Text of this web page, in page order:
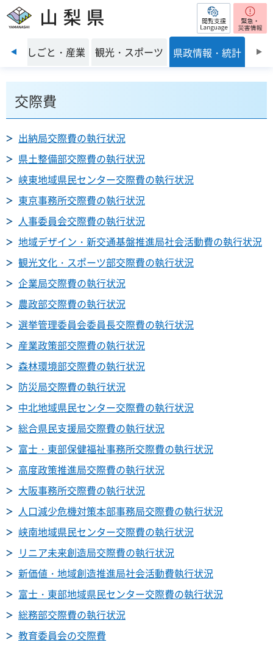
山梨県 閲覧支援
前のスライドを表示
境 しごと・産業 観光・スポーツ 県政情報・統計
交際費
出納局交際費の執行状況
県土整備部交際費の執行状況
峡東地域県民センター交際費の執行状況
東京事務所交際費の執行状況
人事委員会交際費の執行状況
地域デザイン・新交通基盤推進局社会活動費の執行状況
観光文化・スポーツ部交際費の執行状況
企業局交際費の執行状況
農政部交際費の執行状況
選挙管理委員会委員長交際費の執行状況
産業政策部交際費の執行状況
森林環境部交際費の執行状況
防災局交際費の執行状況
中北地域県民センター交際費の執行状況
総合県民支援局交際費の執行状況
富士・東部保健福祉事務所交際費の執行状況
高度政策推進局交際費の執行状況
大阪事務所交際費の執行状況
人口減少危機対策本部事務局交際費の執行状況
峡南地域県民センター交際費の執行状況
リニア未来創造局交際費の執行状況
新価値・地域創造推進局社会活動費執行状況
富士・東部地域県民センター交際費の執行状況
総務部交際費の執行状況
教育委員会の交際費